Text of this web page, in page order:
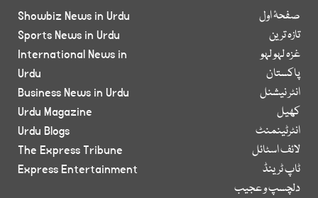
صفحۂ اول
تازہ ترین
غزہ لہو لہو
پاکستان
انٹر نیشنل
کھیل
انٹرٹینمنٹ
لائف اسٹائل
ٹاپ ٹرینڈ
دلچسپ و عجیب
Showbiz News in Urdu
Sports News in Urdu
International News in
Urdu
Business News in Urdu
Urdu Magazine
Urdu Blogs
The Express Tribune
Express Entertainment